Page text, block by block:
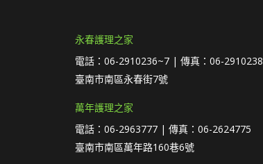
永春護理之家
電話：06-2910236~7 | 傳真：06-2910238
臺南市南區永春街7號
萬年護理之家
電話：06-2963777 | 傳真：06-2624775
臺南市南區萬年路160巷6號